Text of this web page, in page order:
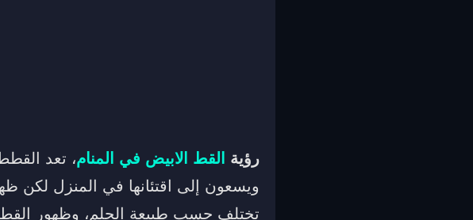
رؤية القط الابيض في المنام، تعد
ويسعون إلى اقتئانها في المنزل لكن
تختلف حسب طبيعة الحلم، وظهور